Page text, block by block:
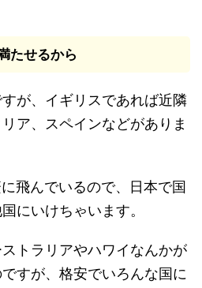
たせるから
が、イギリスであれば近隣
ア、スペインなどがありま
飛んでいるので、日本で国
にいけちゃいます。
トラリアやハワイなんかが
すが、格安でいろんな国に